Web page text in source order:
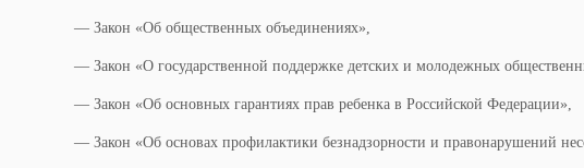
— Закон «Об общественных объединениях»,
— Закон «О государственной поддержке детских и молодежных
— Закон «Об основных гарантиях прав ребенка в Российской Федерации»,
— Закон «Об основах профилактики безнадзорности и правонарушений